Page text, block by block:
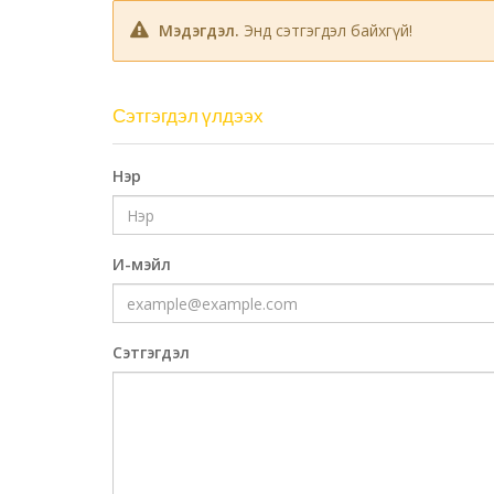
Мэдэгдэл. Энд сэтгэгдэл байхгүй!
Сэтгэгдэл үлдээх
Нэр
И-мэйл
Сэтгэгдэл